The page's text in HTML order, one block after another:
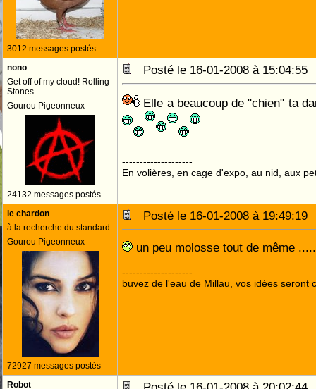
3012 messages postés
nono
Get off of my cloud! Rolling
Stones
Gourou Pigeonneux
24132 messages postés
Posté le 16-01-2008 à
Elle a beaucoup de "chien" ta
--------------------
En volières, en cage d'expo, au nid, aux
le chardon
à la recherche du standard
Gourou Pigeonneux
72927 messages postés
Posté le 16-01-2008 à
un peu molosse tout de même
--------------------
buvez de l'eau de Millau, vos idées seront
Robot